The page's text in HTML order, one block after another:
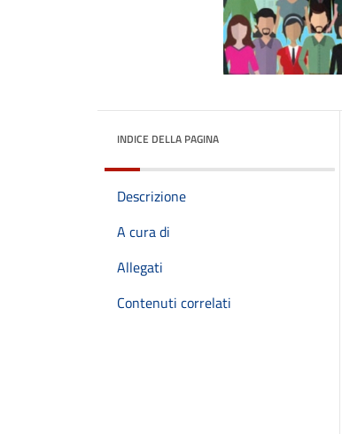
INDICE DELLA PAGINA
Descrizione
A cura di
Allegati
Contenuti correlati